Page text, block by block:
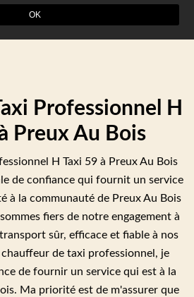
Professionnel H
Preux Au Bois
H Taxi 59 à Preux Au Bois
de confiance qui fournit un service
à la communauté de Preux Au Bois
fiers de notre engagement à
sûr, efficace et fiable à nos
de taxi professionnel, je
de fournir un service qui est à la
Ma priorité est de m'assurer que